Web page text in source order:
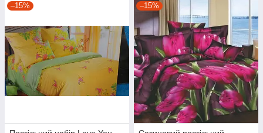
–15% –15%